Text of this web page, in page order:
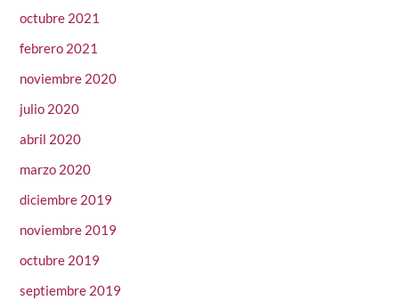
octubre 2021
febrero 2021
noviembre 2020
julio 2020
abril 2020
marzo 2020
diciembre 2019
noviembre 2019
octubre 2019
septiembre 2019